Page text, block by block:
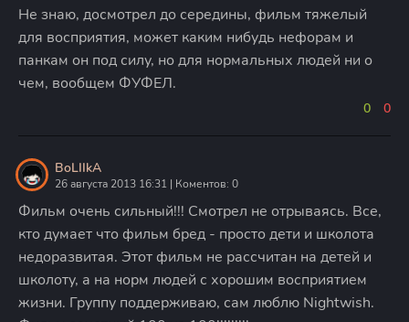
Не знаю, досмотрел до середины, фильм тяжелый
для восприятия, может каким нибудь нефорам и
панкам он под силу, но для нормальных людей ни о
чем, вообщем ФУФЕЛ.
0 0
BoLIIkA
26 августа 2013 16:31 | Коментов: 0
Фильм очень сильный!!! Смотрел не отрываясь. Все,
кто думает что фильм бред - просто дети и школота
недоразвитая. Этот фильм не рассчитан на детей и
школоту, а на норм людей с хорошим восприятием
жизни. Группу поддерживаю, сам люблю Nightwish.